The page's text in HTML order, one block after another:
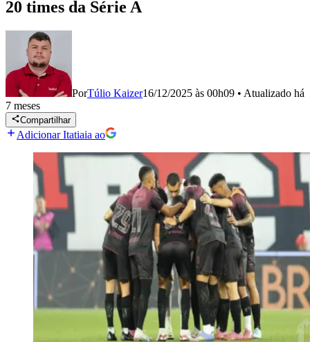
20 times da Série A
PorTúlio Kaizer16/12/2025 às 00h09 • Atualizado há
7 meses
Compartilhar
Adicionar Itatiaia ao